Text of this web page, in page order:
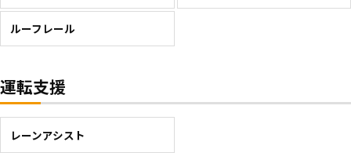
ルーフレール
運転支援
レーンアシスト